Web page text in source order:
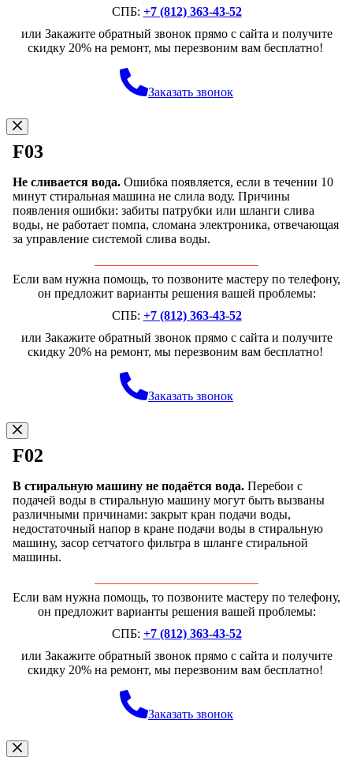
СПБ: +7 (812) 363-43-52
или Закажите обратный звонок прямо с сайта и получите
скидку 20% на ремонт, мы перезвоним вам бесплатно!
Заказать звонок
F03
Не сливается вода. Ошибка появляется, если в течении 10
минут стиральная машина не слила воду. Причины
появления ошибки: забиты патрубки или шланги слива
воды, не работает помпа, сломана электроника, отвечающая
за управление системой слива воды.
Если вам нужна помощь, то позвоните мастеру по телефону,
он предложит варианты решения вашей проблемы:
СПБ: +7 (812) 363-43-52
или Закажите обратный звонок прямо с сайта и получите
скидку 20% на ремонт, мы перезвоним вам бесплатно!
Заказать звонок
F02
В стиральную машину не подаётся вода. Перебои с
подачей воды в стиральную машину могут быть вызваны
различными причинами: закрыт кран подачи воды,
недостаточный напор в кране подачи воды в стиральную
машину, засор сетчатого фильтра в шланге стиральной
машины.
Если вам нужна помощь, то позвоните мастеру по телефону,
он предложит варианты решения вашей проблемы:
СПБ: +7 (812) 363-43-52
или Закажите обратный звонок прямо с сайта и получите
скидку 20% на ремонт, мы перезвоним вам бесплатно!
Заказать звонок